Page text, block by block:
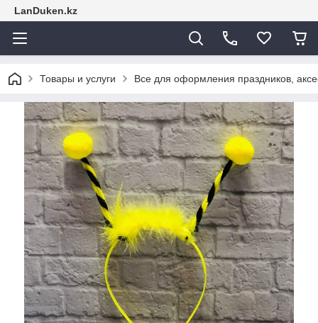
LanDuken.kz
Товары и услуги Все для оформления праздников,